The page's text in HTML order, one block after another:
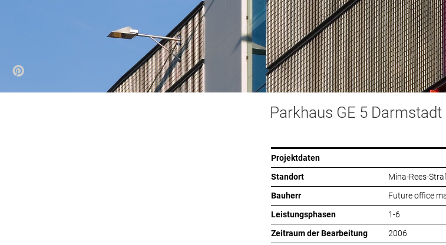
Parkhaus GE 5 Darmstadt
Projektdaten
Standort
Mina-Rees-
Bauherr
Future office
Leistungsphasen
1-6
Zeitraum der Bearbeitung
2006